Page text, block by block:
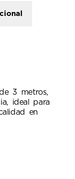
3 metros,
ideal para
en